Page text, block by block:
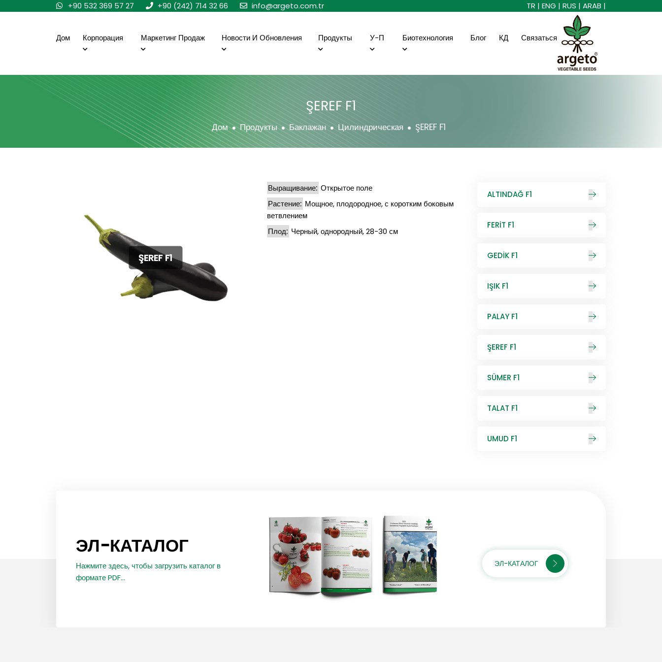
+90 532 369 57 27 +90 (242) 714 32 66 info@argeto.com.tr TR | ENG | RUS | ARAB |
Дом Корпорация Маркетинг Продаж Новости И Обновления Продукты У-П Биотехнология Блог КД Связаться
ŞEREF F1
Дом Продукты Баклажан Цилиндрическая ŞEREF F1
ŞEREF F1
Выращивание: Открытое поле
Растение: Мощное, плодородное, с коротким боковым
ветвлением
Плод: Черный, однородный, 28-30 см
ALTINDAĞ F1
FERİT F1
GEDİK F1
IŞIK F1
PALAY F1
ŞEREF F1
SÜMER F1
TALAT F1
UMUD F1
ЭЛ-КАТАЛОГ
Нажмите здесь, чтобы загрузить каталог в
формате PDF...
ЭЛ-КАТАЛОГ